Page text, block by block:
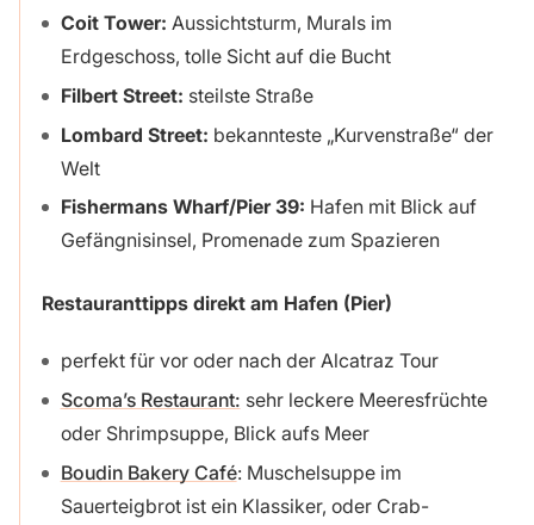
Coit Tower: Aussichtsturm, Murals im
Erdgeschoss, tolle Sicht auf die Bucht
Filbert Street: steilste Straße
Lombard Street: bekannteste „Kurvenstraße“ der
Welt
Fishermans Wharf/Pier 39: Hafen mit Blick auf
Gefängnisinsel, Promenade zum Spazieren
Restauranttipps direkt am Hafen (Pier)
perfekt für vor oder nach der Alcatraz Tour
Scoma’s Restaurant: sehr leckere Meeresfrüchte
oder Shrimpsuppe, Blick aufs Meer
Boudin Bakery Café: Muschelsuppe im
Sauerteigbrot ist ein Klassiker, oder Crab-